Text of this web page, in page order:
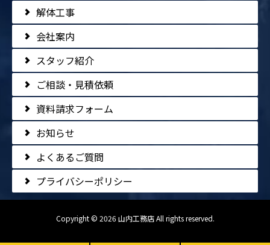
解体工事
会社案内
スタッフ紹介
ご相談・見積依頼
資料請求フォーム
お知らせ
よくあるご質問
プライバシーポリシー
Copyright © 2026 山内工務店 All rights reserved.